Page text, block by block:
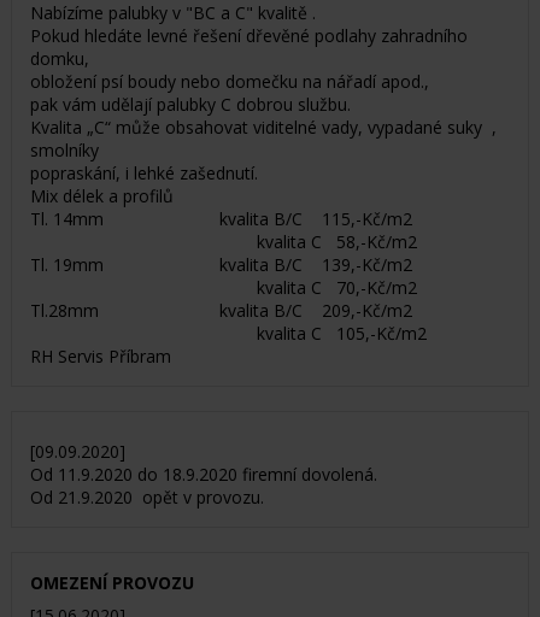
Nabízíme palubky v "BC a C" kvalitě .
Pokud hledáte levné řešení dřevěné podlahy zahradního
domku,
obložení psí boudy nebo domečku na nářadí apod.,
pak vám udělají palubky C dobrou službu.
Kvalita „C“ může obsahovat viditelné vady, vypadané suky ,
smolníky
popraskání, i lehké zašednutí.
Mix délek a profilů
Tl. 14mm kvalita B/C 115,-Kč/m2
kvalita C 58,-Kč/m2
Tl. 19mm kvalita B/C 139,-Kč/m2
kvalita C 70,-Kč/m2
Tl.28mm kvalita B/C 209,-Kč/m2
kvalita C 105,-Kč/m2
RH Servis Příbram
[09.09.2020]
Od 11.9.2020 do 18.9.2020 firemní dovolená.
Od 21.9.2020 opět v provozu.
OMEZENÍ PROVOZU